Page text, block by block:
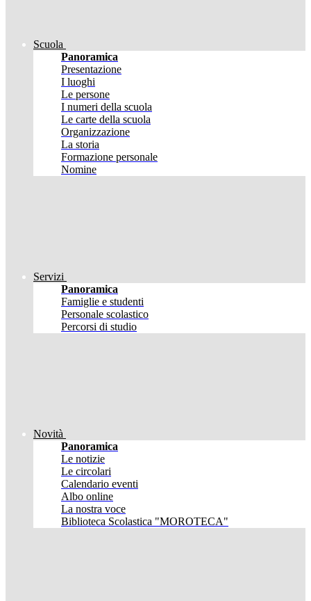
Scuola
Panoramica
Presentazione
I luoghi
Le persone
I numeri della scuola
Le carte della scuola
Organizzazione
La storia
Formazione personale
Nomine
Servizi
Panoramica
Famiglie e studenti
Personale scolastico
Percorsi di studio
Novità
Panoramica
Le notizie
Le circolari
Calendario eventi
Albo online
La nostra voce
Biblioteca Scolastica "MOROTECA"